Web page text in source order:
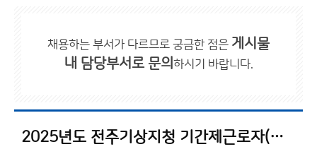
채용하는 부서가 다르므로 궁금한 점은 게시물
내 담당부서로 문의 하시기 바랍니다.
2025년도 전주기상지청 기간제근로자(방재기상지원관) 채용 서류전형 결과 및 면접전형 공고